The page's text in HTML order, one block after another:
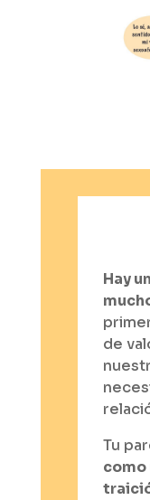
Hay
de
Tu
como